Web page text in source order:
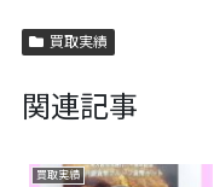
買取実績
関連記事
買取実績